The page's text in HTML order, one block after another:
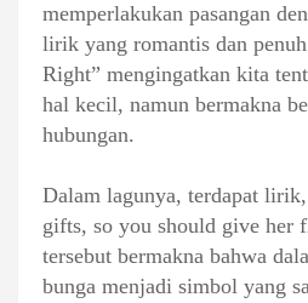
memperlakukan pasangan
lirik yang romantis dan
Right” mengingatkan kita
hal kecil, namun bermakna
hubungan.
Dalam lagunya, terdapat
gifts, so you should give her
tersebut bermakna bahwa
bunga menjadi simbol yang